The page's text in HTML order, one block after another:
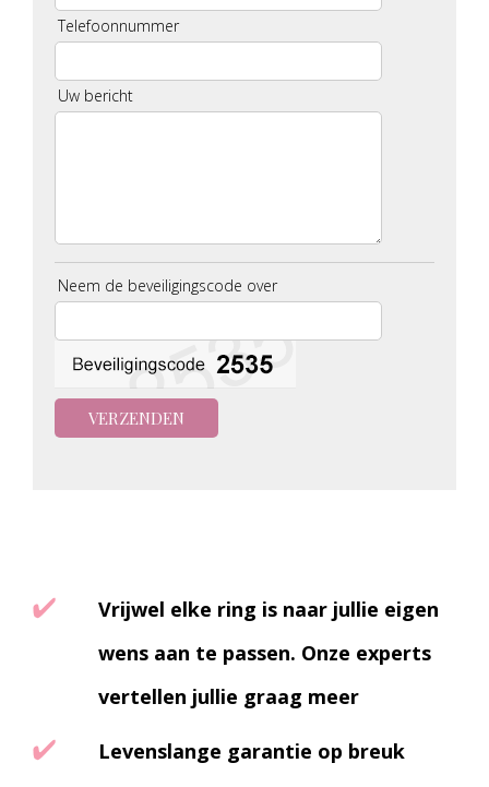
Telefoonnummer
Uw bericht
Neem de beveiligingscode over
Vrijwel elke ring is naar jullie eigen
wens aan te passen. Onze experts
vertellen jullie graag meer
Levenslange garantie op breuk